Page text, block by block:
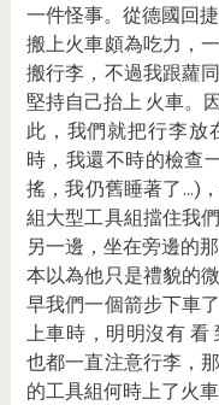
一件怪事。從德國回
搬上火車頗為吃力，
搬行李，不過我跟蘿
堅持自己抬上 火車。
此，我們就把行李放
時，我還不時的檢查
搖，我仍舊睡著了...)
組大型工具組擋住我
另一邊，坐在旁邊的
本以為他只是禮貌的
早我們一個箭步下車
上車時，明明沒有 看
也都一直注意行李，
的工具組何時上了火